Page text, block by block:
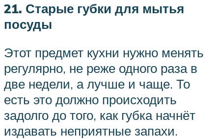
21. Старые губки для мытья
посуды
Этот предмет кухни нужно менять
регулярно, не реже одного раза в
две недели, а лучше и чаще. То
есть это должно происходить
задолго до того, как губка начнёт
издавать неприятные запахи.